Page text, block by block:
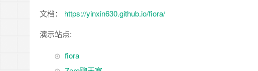
文档： https://yinxin630.github.io/fiora/
演示站点:
fiora